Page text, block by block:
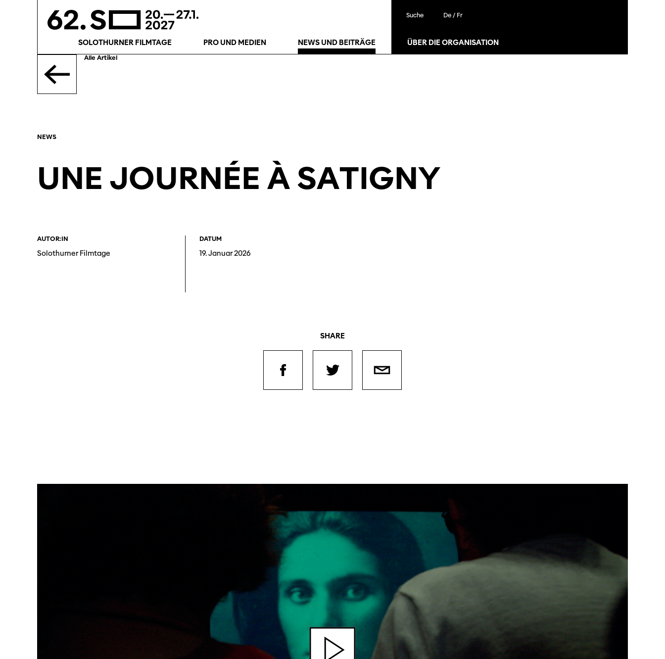
Suche De / Fr
SOLOTHURNER FILMTAGE PRO UND MEDIEN NEWS UND BEITRÄGE ÜBER DIE ORGANISATION
Alle Artikel
NEWS
UNE JOURNÉE À SATIGNY
AUTOR:IN
Solothurner Filmtage
DATUM
19. Januar 2026
SHARE